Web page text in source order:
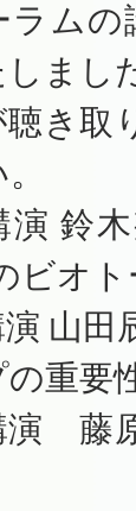
ムの
まし
き取
演 鈴
ビオ
演 山
重要
藤